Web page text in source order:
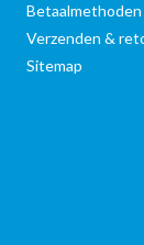
Betaalmethoden
Verzenden &
Sitemap